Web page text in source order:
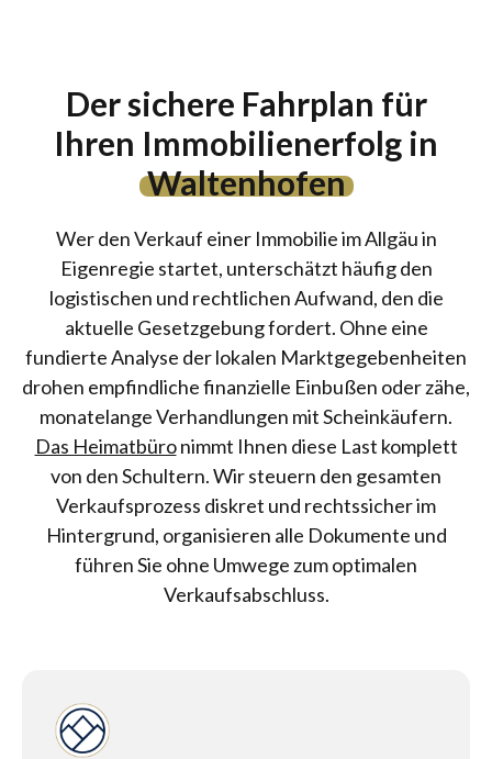
Der sichere Fahrplan für
Ihren Immobilienerfolg in
Waltenhofen
Wer den Verkauf einer Immobilie im Allgäu in
Eigenregie startet, unterschätzt häufig den
logistischen und rechtlichen Aufwand, den die
aktuelle Gesetzgebung fordert. Ohne eine
fundierte Analyse der lokalen Marktgegebenheiten
drohen empfindliche finanzielle Einbußen oder zähe,
monatelange Verhandlungen mit Scheinkäufern.
Das Heimatbüronimmt Ihnen diese Last komplett
von den Schultern. Wir steuern den gesamten
Verkaufsprozess diskret und rechtssicher im
Hintergrund, organisieren alle Dokumente und
führen Sie ohne Umwege zum optimalen
Verkaufsabschluss.